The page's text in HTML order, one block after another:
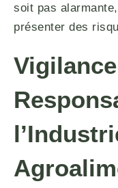
soit pas
présenter des